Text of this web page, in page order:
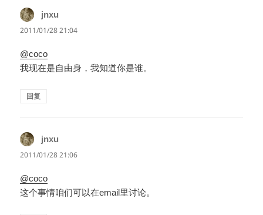
jnxu
道：
2011/01/28 21:04
@coco
我现在是自由身，我知道你是谁。
回复
jnxu
道：
2011/01/28 21:06
@coco
这个事情咱们可以在email里讨论。